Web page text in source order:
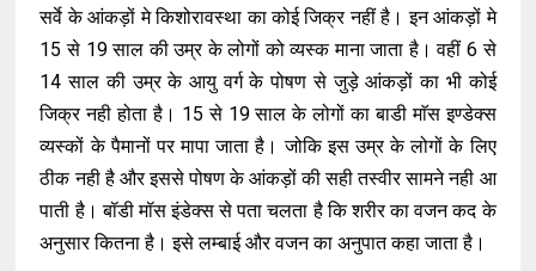
सर्वे के आंकड़ों मे किशोरावस्था का कोई जिक्र नहीं है। इन आंकड़ों मे
15 से 19 साल की उम्र के लोगों को व्यस्क माना जाता है। वहीं 6 से
14 साल की उम्र के आयु वर्ग के पोषण से जुड़े आंकड़ों का भी कोई
जिक्र नही होता है। 15 से 19 साल के लोगों का बाडी माॅस इण्डेक्स
व्यस्कों के पैमानों पर मापा जाता है। जोकि इस उम्र के लोगों के लिए
ठीक नही है और इससे पोषण के आंकड़ों की सही तस्वीर सामने नही आ
पाती है। बॉडी मॉस इंडेक्स से पता चलता है कि शरीर का वजन कद के
अनुसार कितना है। इसे लम्बाई और वजन का अनुपात कहा जाता है।